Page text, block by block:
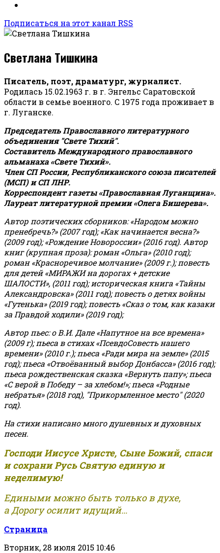
Подписаться на этот канал RSS
Светлана Тишкина
Писатель, поэт, драматург, журналист.
Родилась 15.02.1963 г. в г. Энгельс Саратовской
области в семье военного. С 1975 года проживает в
г. Луганске.
Председатель Православного литературного
объединения "Свете Тихий".
Составитель Международного православного
альманаха «Свете Тихий».
Член СП России, Республиканского союза писателей
(МСП) и СП ЛНР.
Корреспондент газеты «Православная Луганщина».
Лауреат литературной премии «Олега Бишерева».
Автор поэтических сборников: «Народом можно
пренебречь?» (2007 год); «Как начинается весна?»
(2009 год); «Рождение Новороссии» (2016 год). Автор
книг (крупная проза): роман «Ольга» (2010 год);
роман «Красноречивое молчание» (2009 г.); повесть
для детей «МИРАЖИ на дорогах + детские
ШАЛОСТИ», (2011 год); историческая книга «Тайны
Александровска» (2011 год); повесть о детях войны
«Гутенька» (2019 год); повесть «Сказ о том, как казаки
за Правдой ходили» (2019 год);
Автор пьес: о В.И. Дале «Напутное на все времена»
(2009 г); пьеса в стихах «ПсевдоСовесть нашего
времени» (2010 г.); пьеса «Ради мира на земле» (2015
год); пьеса «Отвоёванный выбор Донбасса» (2016 год);
пьеса рождественская сказка «Вернуть папу»; пьеса
«С верой в Победу – за хлебом!»;пьеса «Родные
небратья» (2018 год), "Прикормленное место" (2020
год).
На стихи написано много душевных и духовных
песен.
Господи Иисусе Христе, Сыне Божий, спаси
и сохрани Русь Святую единую и
неделимую!
Едиными можно быть только в духе,
а Дорогу осилит идущий...
Страница
Вторник, 28 июля 2015 10:46